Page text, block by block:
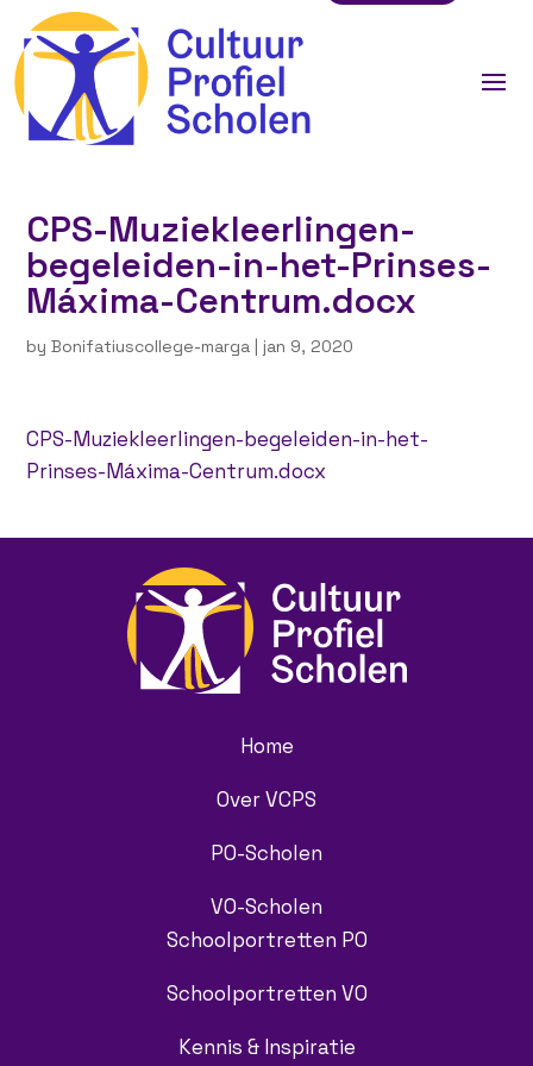
CPS-Muziekleerlingen-
begeleiden-in-het-Prinses-
Máxima-Centrum.docx
byBonifatiuscollege-marga | jan 9, 2020
CPS-Muziekleerlingen-begeleiden-in-het-
Prinses-Máxima-Centrum.docx
Home
Over VCPS
PO-Scholen
VO-Scholen
Schoolportretten PO
Schoolportretten VO
Kennis & Inspiratie